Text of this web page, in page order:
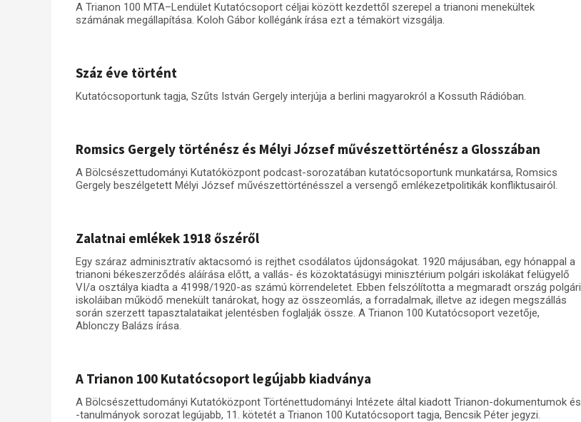
A Trianon 100 MTA–Lendület Kutatócsoport céljai között kezdettől szerepel a trianoni menekültek
számának megállapítása. Koloh Gábor kollégánk írása ezt a témakört vizsgálja.
Száz éve történt
Kutatócsoportunk tagja, Szűts István Gergely interjúja a berlini magyarokról a Kossuth Rádióban.
Romsics Gergely történész és Mélyi József művészettörténész a Glosszában
A Bölcsészettudományi Kutatóközpont podcast-sorozatában kutatócsoportunk munkatársa, Romsics
Gergely beszélgetett Mélyi József művészettörténésszel a versengő emlékezetpolitikák konfliktusairól.
Zalatnai emlékek 1918 őszéről
Egy száraz adminisztratív aktacsomó is rejthet csodálatos újdonságokat. 1920 májusában, egy hónappal a
trianoni békeszerződés aláírása előtt, a vallás- és közoktatásügyi minisztérium polgári iskolákat felügyelő
VI/a osztálya kiadta a 41998/1920-as számú körrendeletet. Ebben felszólította a megmaradt ország polgári
iskoláiban működő menekült tanárokat, hogy az összeomlás, a forradalmak, illetve az idegen megszállás
során szerzett tapasztalataikat jelentésben foglalják össze. A Trianon 100 Kutatócsoport vezetője,
Ablonczy Balázs írása.
A Trianon 100 Kutatócsoport legújabb kiadványa
A Bölcsészettudományi Kutatóközpont Történettudományi Intézete által kiadott Trianon-dokumentumok és
-tanulmányok sorozat legújabb, 11. kötetét a Trianon 100 Kutatócsoport tagja, Bencsik Péter jegyzi.